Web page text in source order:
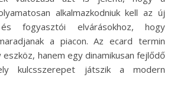
alkalmazkodniuk kell az új
és fogyasztói elvárásokhoz, hogy
a piacon. Az ecard termin
hanem egy dinamikusan fejlődő
kulcsszerepet játszik a modern